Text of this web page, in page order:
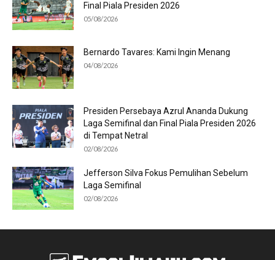
Final Piala Presiden 2026
05/08/2026
Bernardo Tavares: Kami Ingin Menang
04/08/2026
Presiden Persebaya Azrul Ananda Dukung
Laga Semifinal dan Final Piala Presiden 2026
di Tempat Netral
02/08/2026
Jefferson Silva Fokus Pemulihan Sebelum
Laga Semifinal
02/08/2026